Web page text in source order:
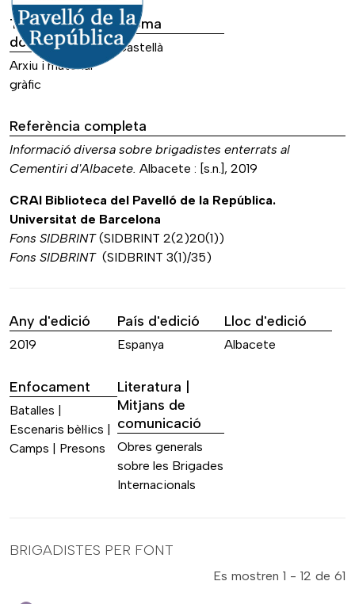
Tipus de font
documental
Arxiu i material
gràfic
Idioma
Castellà
Referència completa
Informació diversa sobre brigadistes enterrats al
Cementiri d'Albacete. Albacete : [s.n.], 2019
CRAI Biblioteca del Pavelló de la República.
Universitat de Barcelona
Fons SIDBRINT(SIDBRINT 2(2)20(1))
​Fons SIDBRINT(SIDBRINT 3(1)/35)
Any d'edició
2019
País d'edició
Espanya
Lloc d'edició
Albacete
Enfocament
Batalles |
Escenaris bèl·lics |
Camps | Presons
Literatura |
Mitjans de
comunicació
Obres generals
sobre les Brigades
Internacionals
BRIGADISTES PER FONT
Es mostren 1 - 12 de 61